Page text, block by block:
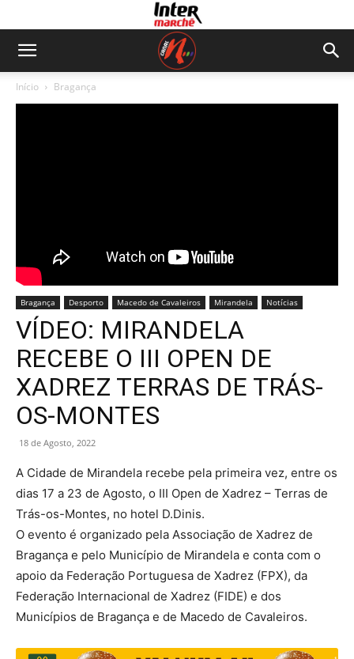
Início Bragança
Bragança Desporto Macedo de Cavaleiros Mirandela Notícias
VÍDEO: MIRANDELA
RECEBE O III OPEN DE
XADREZ TERRAS DE TRÁS-
OS-MONTES
18 de Agosto, 2022
A Cidade de Mirandela recebe pela primeira vez, entre os
dias 17 a 23 de Agosto, o III Open de Xadrez – Terras de
Trás-os-Montes, no hotel D.Dinis.
O evento é organizado pela Associação de Xadrez de
Bragança e pelo Município de Mirandela e conta com o
apoio da Federação Portuguesa de Xadrez (FPX), da
Federação Internacional de Xadrez (FIDE) e dos
Municípios de Bragança e de Macedo de Cavaleiros.